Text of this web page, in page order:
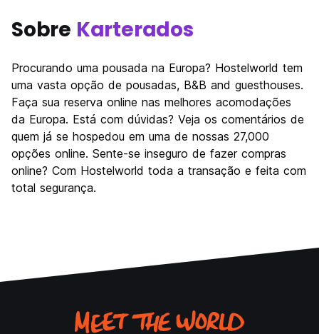
Sobre Karterados
Procurando uma pousada na Europa? Hostelworld tem
uma vasta opção de pousadas, B&B and guesthouses.
Faça sua reserva online nas melhores acomodações
da Europa. Está com dúvidas? Veja os comentários de
quem já se hospedou em uma de nossas 27,000
opções online. Sente-se inseguro de fazer compras
online? Com Hostelworld toda a transação e feita com
total segurança.